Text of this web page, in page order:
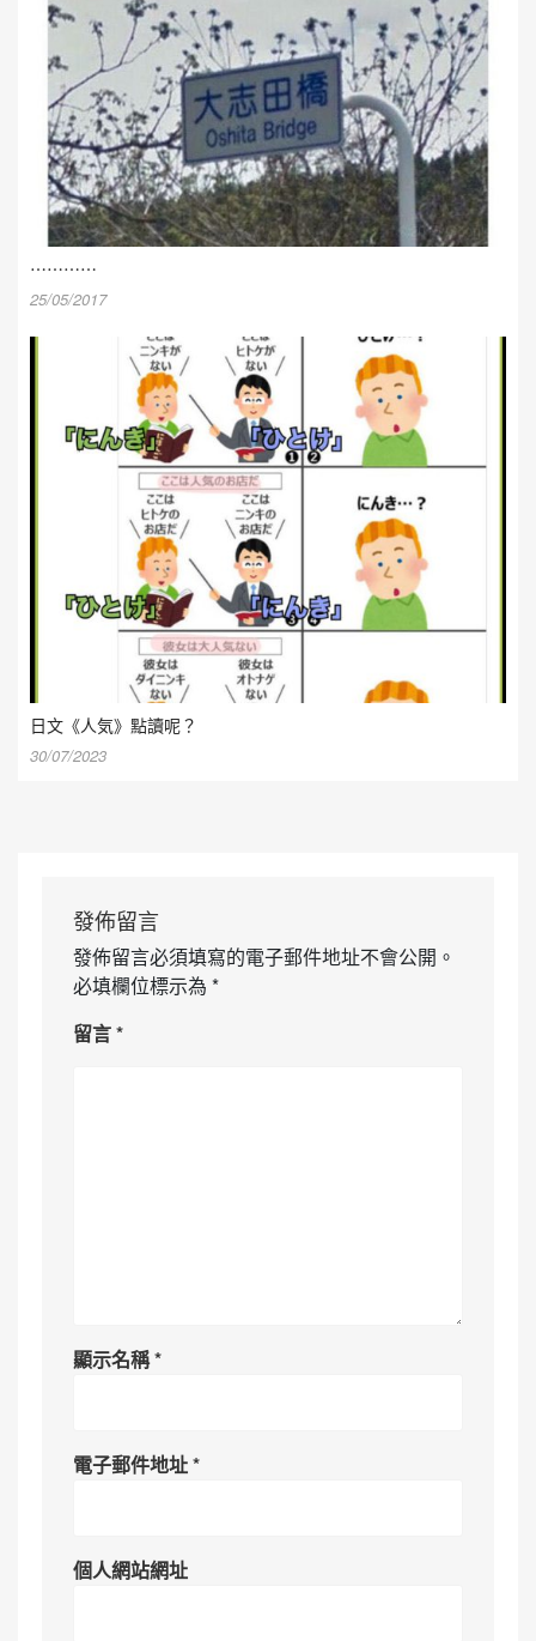
⋯⋯⋯⋯
25/05/2017
日文《人気》點讀呢？
30/07/2023
發佈留言
發佈留言必須填寫的電子郵件地址不會公開。
必填欄位標示為 *
留言*
顯示名稱*
電子郵件地址*
個人網站網址